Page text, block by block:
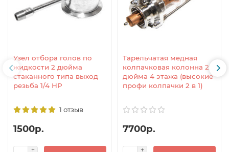
Узел отбора голов по
жидкости 2 дюйма
стаканного типа выход
резьба 1/4 НР
1 отзыв
1500р.
Тарельчатая медная
колпачковая колонна 2
дюйма 4 этажа (высокие
профи колпачки 2 в 1)
7700р.